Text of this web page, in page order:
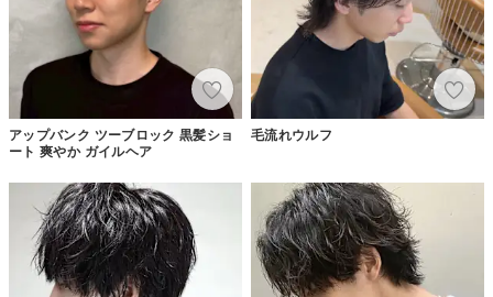
アップバンク ツーブロック 黒髪ショ
ート 爽やか ガイルヘア
毛流れウルフ